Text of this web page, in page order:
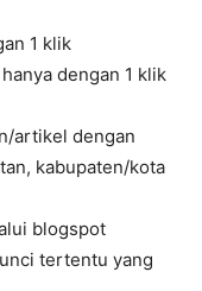
1 klik
dengan 1 klik
artikel dengan
kabupaten/kota
blogspot
tertentu yang